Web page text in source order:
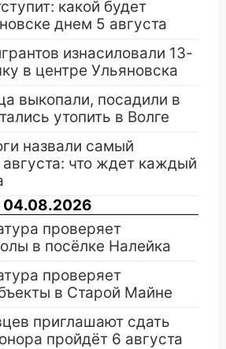
какой будет
днем 5 августа
изнасиловали 13-
в центре Ульяновска
выкопали, посадили в
утопить в Волге
назвали самый
что ждет каждый
04.08.2026
проверяет
в посёлке Налейка
проверяет
в Старой Майне
приглашают сдать
пройдёт 6 августа